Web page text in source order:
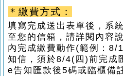
＊繳費方式：
填寫完成送出表單後，系
至您的信箱，請詳閱內容
內完成繳費動作(範例： 8/
知信，須於8/4(四)前完成
e告知匯款後5碼或臨櫃備